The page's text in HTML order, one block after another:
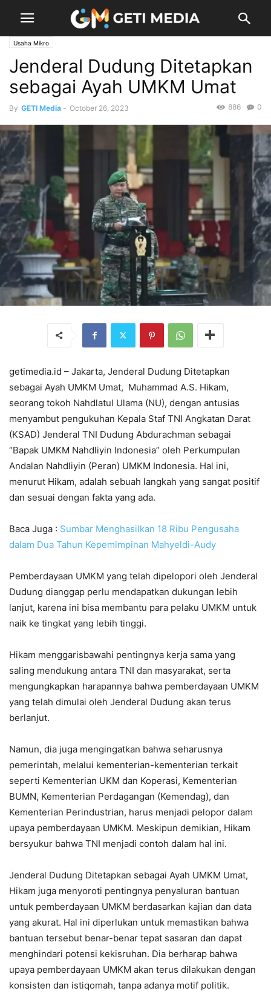
Usaha Mikro
Jenderal Dudung Ditetapkan
sebagai Ayah UMKM Umat
By GETI Media - October 26, 2023 0
886
getimedia.id – Jakarta, Jenderal Dudung Ditetapkan
sebagai Ayah UMKM Umat, Muhammad A.S. Hikam,
seorang tokoh Nahdlatul Ulama (NU), dengan antusias
menyambut pengukuhan Kepala Staf TNI Angkatan Darat
(KSAD) Jenderal TNI Dudung Abdurachman sebagai
“Bapak UMKM Nahdliyin Indonesia” oleh Perkumpulan
Andalan Nahdliyin (Peran) UMKM Indonesia. Hal ini,
menurut Hikam, adalah sebuah langkah yang sangat positif
dan sesuai dengan fakta yang ada.
Baca Juga : Sumbar Menghasilkan 18 Ribu Pengusaha
dalam Dua Tahun Kepemimpinan Mahyeldi-Audy
Pemberdayaan UMKM yang telah dipelopori oleh Jenderal
Dudung dianggap perlu mendapatkan dukungan lebih
lanjut, karena ini bisa membantu para pelaku UMKM untuk
naik ke tingkat yang lebih tinggi.
Hikam menggarisbawahi pentingnya kerja sama yang
saling mendukung antara TNI dan masyarakat, serta
mengungkapkan harapannya bahwa pemberdayaan UMKM
yang telah dimulai oleh Jenderal Dudung akan terus
berlanjut.
Namun, dia juga mengingatkan bahwa seharusnya
pemerintah, melalui kementerian-kementerian terkait
seperti Kementerian UKM dan Koperasi, Kementerian
BUMN, Kementerian Perdagangan (Kemendag), dan
Kementerian Perindustrian, harus menjadi pelopor dalam
upaya pemberdayaan UMKM. Meskipun demikian, Hikam
bersyukur bahwa TNI menjadi contoh dalam hal ini.
Jenderal Dudung Ditetapkan sebagai Ayah UMKM Umat,
Hikam juga menyoroti pentingnya penyaluran bantuan
untuk pemberdayaan UMKM berdasarkan kajian dan data
yang akurat. Hal ini diperlukan untuk memastikan bahwa
bantuan tersebut benar-benar tepat sasaran dan dapat
menghindari potensi kekisruhan. Dia berharap bahwa
upaya pemberdayaan UMKM akan terus dilakukan dengan
konsisten dan istiqomah, tanpa adanya motif politik.